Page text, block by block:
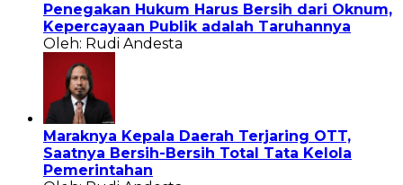
Penegakan Hukum Harus Bersih dari Oknum,
Kepercayaan Publik adalah Taruhannya
Oleh: Rudi Andesta
Maraknya Kepala Daerah Terjaring OTT,
Saatnya Bersih-Bersih Total Tata Kelola
Pemerintahan